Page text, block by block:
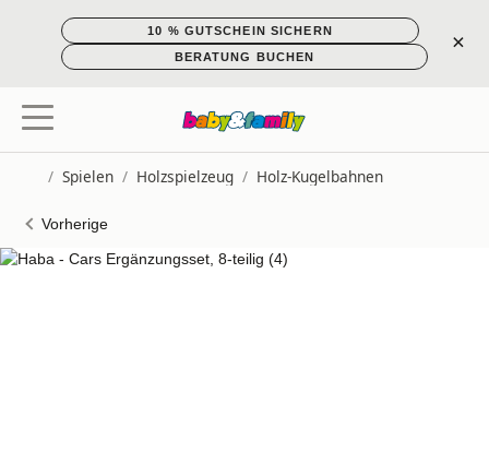
10 % GUTSCHEIN SICHERN
BERATUNG BUCHEN
×
/ Spielen / Holzspielzeug / Holz-Kugelbahnen
Vorherige